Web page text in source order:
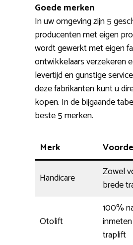
Goede merken
In uw omgeving zijn 5
producenten met eigen
wordt gewerkt met eigen
ontwikkelaars verzekeren
levertijd en gunstige
deze fabrikanten kunt u
kopen. In de bijgaande
beste 5 merken.
Merk
Handicare
Zowel
brede
Otolift
100%
traplift